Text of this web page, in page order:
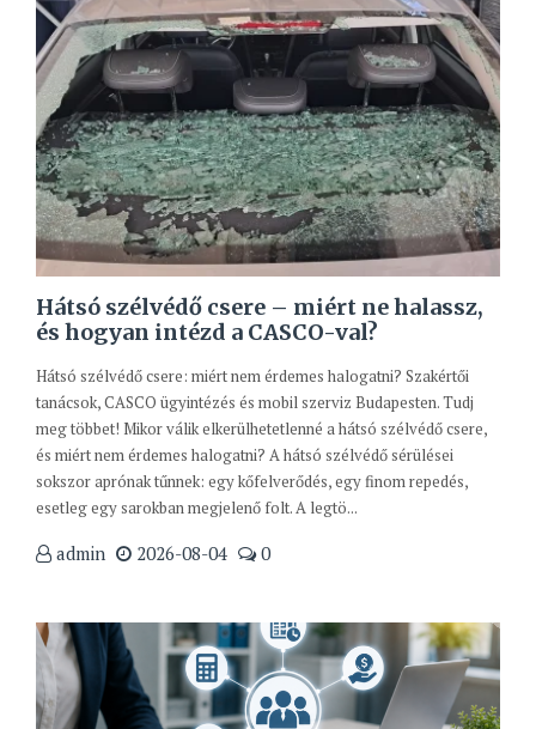
Hátsó szélvédő csere – miért ne halassz,
és hogyan intézd a CASCO-val?
Hátsó szélvédő csere: miért nem érdemes halogatni? Szakértői
tanácsok, CASCO ügyintézés és mobil szerviz Budapesten. Tudj
meg többet! Mikor válik elkerülhetetlenné a hátsó szélvédő csere,
és miért nem érdemes halogatni? A hátsó szélvédő sérülései
sokszor aprónak tűnnek: egy kőfelverődés, egy finom repedés,
esetleg egy sarokban megjelenő folt. A legtö...
admin 2026-08-04 0